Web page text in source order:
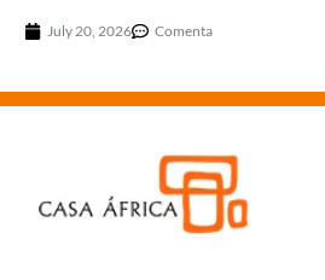
July 20, 2026 Comenta